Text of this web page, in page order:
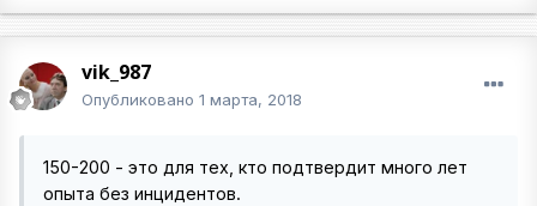
vik_987
Опубликовано 1 марта, 2018
150-200 - это для тех, кто подтвердит много лет
опыта без инцидентов.